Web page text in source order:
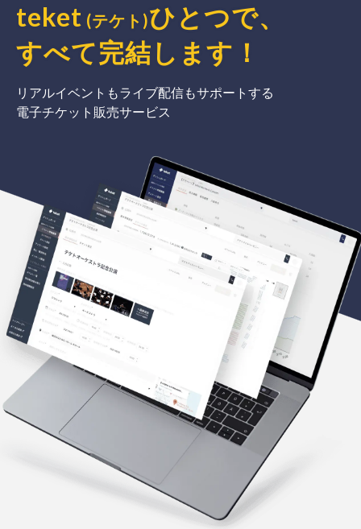
teket (テケト)ひとつで、
すべて完結 します ！
リアルイベントもライブ配信もサポートする
電子チケット販売サービス